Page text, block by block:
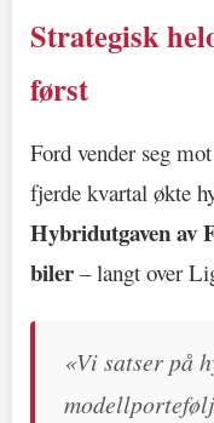
Strategisk
først
Ford vender seg mot
fjerde kvartal økte
Hybridutgaven av
biler – langt over
«Vi satser på